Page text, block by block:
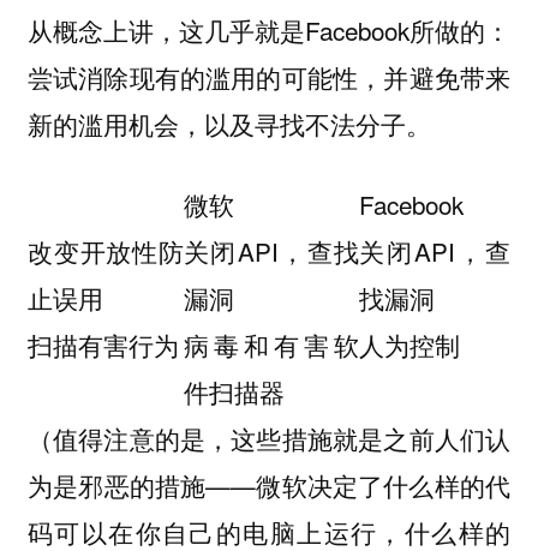
从概念上讲，这几乎就是Facebook所做的：
尝试消除现有的滥用的可能性，并避免带来
新的滥用机会，以及寻找不法分子。
微软
Facebook
改变开放性防
止误用
关闭API，查找
漏洞
关闭API，查
找漏洞
扫描有害行为 病毒和有害软
件扫描器
人为控制
（值得注意的是，这些措施就是之前人们认
为是邪恶的措施——微软决定了什么样的代
码可以在你自己的电脑上运行，什么样的